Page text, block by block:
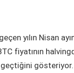
yılın Nisan
fiyatının